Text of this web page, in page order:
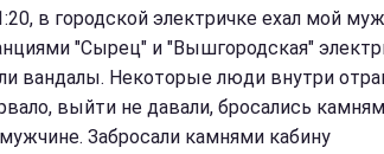
в городской электричке ехал мой
"Сырец" и "Вышгородская"
вандалы. Некоторые люди внутри
выйти не давали, бросались
Забросали камнями кабину